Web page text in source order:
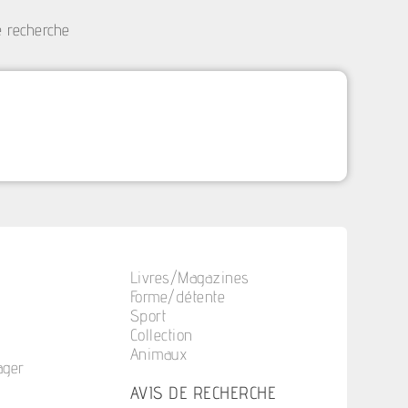
recherche
Livres/Magazines
Forme/détente
Sport
Collection
Animaux
AVIS DE RECHERCHE